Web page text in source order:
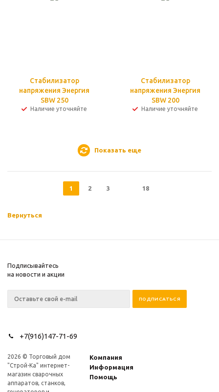
Стабилизатор
напряжения Энергия
SBW 250
Наличие уточняйте
Стабилизатор
напряжения Энергия
SBW 200
Наличие уточняйте
Показать еще
1 2 3 18
Вернуться
Подписывайтесь
на новости и акции
+7(916)147-71-69
2026 © Торговый дом
"Строй-Ка" интернет-
магазин сварочных
аппаратов, станков,
Компания
Информация
Помощь